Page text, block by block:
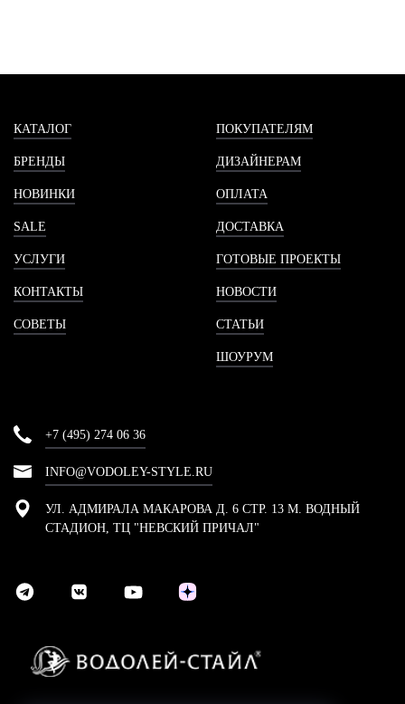
КАТАЛОГ
БРЕНДЫ
НОВИНКИ
SALE
УСЛУГИ
КОНТАКТЫ
СОВЕТЫ
ПОКУПАТЕЛЯМ
ДИЗАЙНЕРАМ
ОПЛАТА
ДОСТАВКА
ГОТОВЫЕ ПРОЕКТЫ
НОВОСТИ
СТАТЬИ
ШОУРУМ
+7 (495) 274 06 36
INFO@VODOLEY-STYLE.RU
УЛ. АДМИРАЛА МАКАРОВА Д. 6 СТР. 13 М. ВОДНЫЙ
СТАДИОН, ТЦ "НЕВСКИЙ ПРИЧАЛ"